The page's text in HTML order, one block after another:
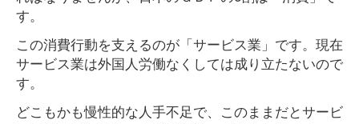
す。
この消費行動を支えるのが「サービス業」です。現在
サービス業は外国人労働なくしては成り立たないので
す。
どこもかも慢性的な人手不足で、このままだとサービ